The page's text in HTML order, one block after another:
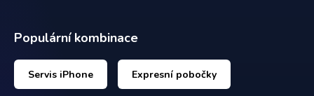
Populární kombinace
Servis iPhone Expresní pobočky